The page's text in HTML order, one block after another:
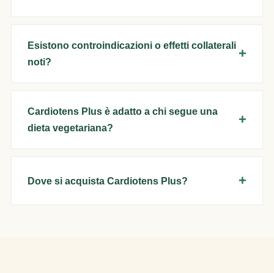
Esistono controindicazioni o effetti collaterali
noti?
Cardiotens Plus è adatto a chi segue una
dieta vegetariana?
Dove si acquista Cardiotens Plus?